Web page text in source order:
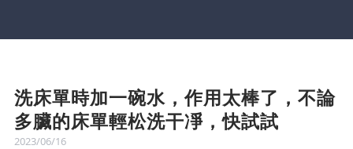
洗床單時加一碗水，作用太棒了，不論
多臟的床單輕松洗干凈，快試試
2023/06/16